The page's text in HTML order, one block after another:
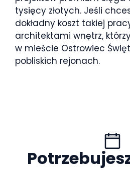
tysięcy złotych. Jeśli
dokładny koszt takiej
architektami wnętrz,
w mieście Ostrowiec
pobliskich rejonach.